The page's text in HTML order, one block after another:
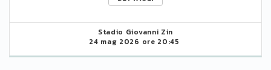
Stadio Giovanni Zin
24 mag 2026 ore 20:45